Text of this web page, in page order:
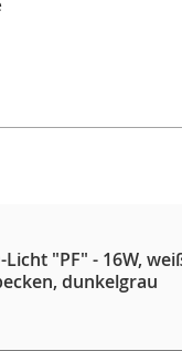
Licht "PF" - 16W,
dunkelgrau